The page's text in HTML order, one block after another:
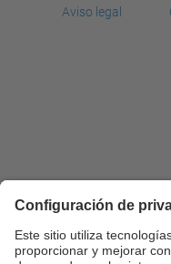
Aviso legal